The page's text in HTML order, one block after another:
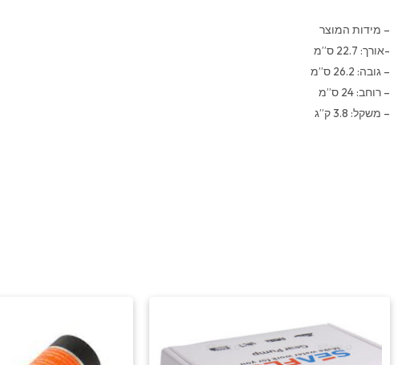
– מידות המוצר
-אורך: 22.7 ס”מ
– גובה: 26.2 ס”מ
– רוחב: 24 ס”מ
– משקל: 3.8 ק”ג